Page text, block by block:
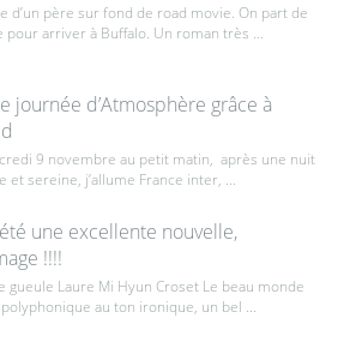
d’un père sur fond de road movie. On part de
pour arriver à Buffalo. Un roman très ...
journée d’Atmosphère grâce à
9 novembre au petit matin, après une nuit
et sereine, j’allume France inter, ...
été une excellente nouvelle,
!!!!
gueule Laure Mi Hyun Croset Le beau monde
polyphonique au ton ironique, un bel ...